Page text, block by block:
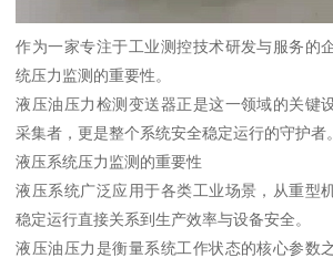
作为一家专注于工业测控技术研发与服务的
统压力监测的重要性。
液压油压力检测变送器正是这一领域的关键
采集者，更是整个系统安全稳定运行的守护者。
液压系统压力监测的重要性
液压系统广泛应用于各类工业场景，从重型
稳定运行直接关系到生产效率与设备安全。
液压油压力是衡量系统工作状态的核心参数